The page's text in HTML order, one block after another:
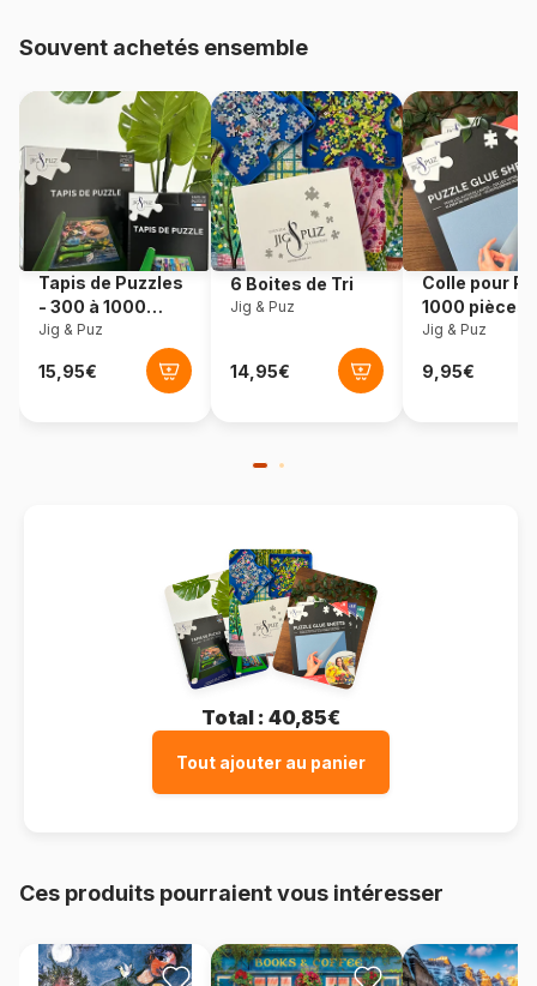
Référence Eurographics-6000-1320
EAN 628136613200
Nombre de pièces 1000 pièces
Dimensions 67 x 49 cm
Matière primaire
Souvent achetés ensemble
Tapis de Puzzles
- 300 à 1000
pièces
Jig & Puz
6 Boites de Tri
Jig & Puz
Colle pour
1000 pièces
Jig & Puz
Total : 40,85€
Tout ajouter au panier
Ces produits pourraient vous intéresser